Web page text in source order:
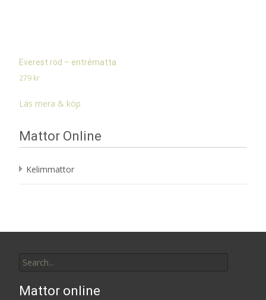
Everest röd – entrématta
279 kr
Läs mera & köp
Mattor Online
Kelimmattor
for:
Mattor online